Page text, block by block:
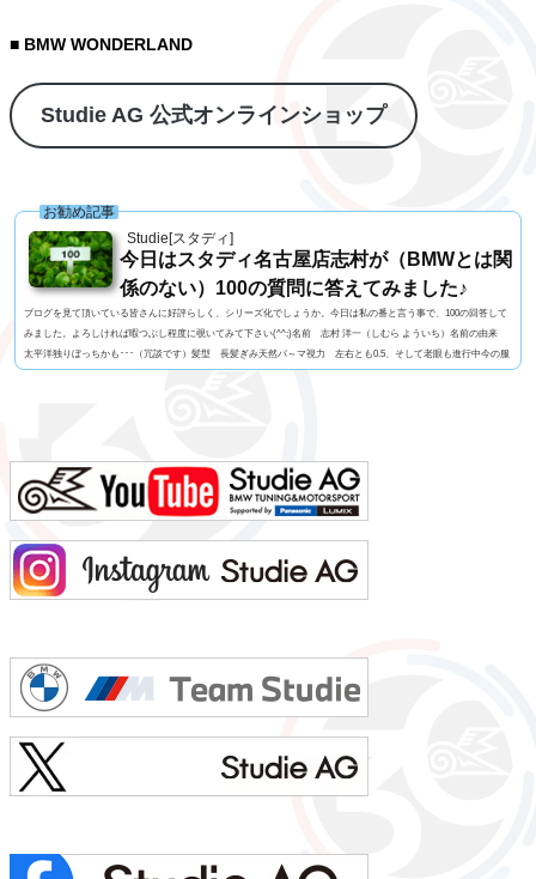
■ BMW WONDERLAND
Studie AG 公式オンラインショップ
Studie[スタディ]
お勧め記事
今日はスタディ名古屋店志村が（BMWとは関
係のない）100の質問に答えてみました♪
ブログを見て頂いている皆さんに好評らしく、シリーズ化でしょうか。今日は私の番と言う事で、100の回答して
みました。よろしければ暇つぶし程度に覗いてみて下さい(^^;)名前 志村 洋一（しむら よういち）名前の由来
太平洋独りぼっちかも･･･（冗談です）髪型 長髪ぎみ天然パ～マ視力 左右とも0.5、そして老眼も進行中今の服